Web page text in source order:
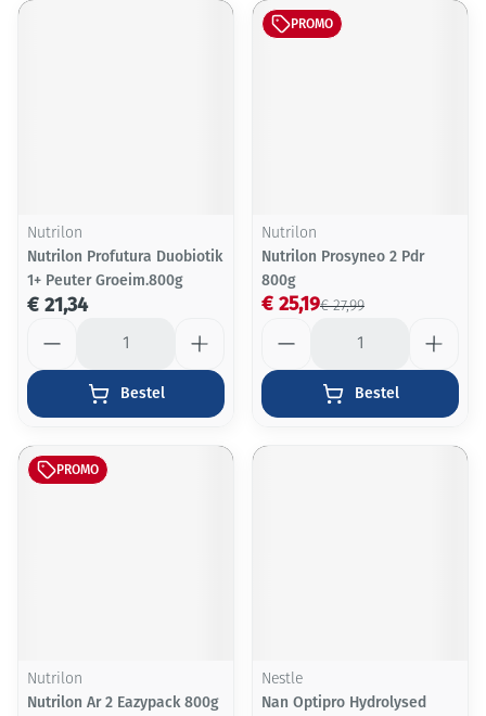
Nutrilon
Nutrilon Profutura Duobiotik
1+ Peuter Groeim.800g
€ 21,34
Bestel
PROMO
Nutrilon
Nutrilon Prosyneo 2 Pdr
800g
€ 27,99
€ 25,19
Bestel
PROMO
Nutrilon
Nutrilon Ar 2 Eazypack 800g
Nestle
Nan Optipro Hydrolysed